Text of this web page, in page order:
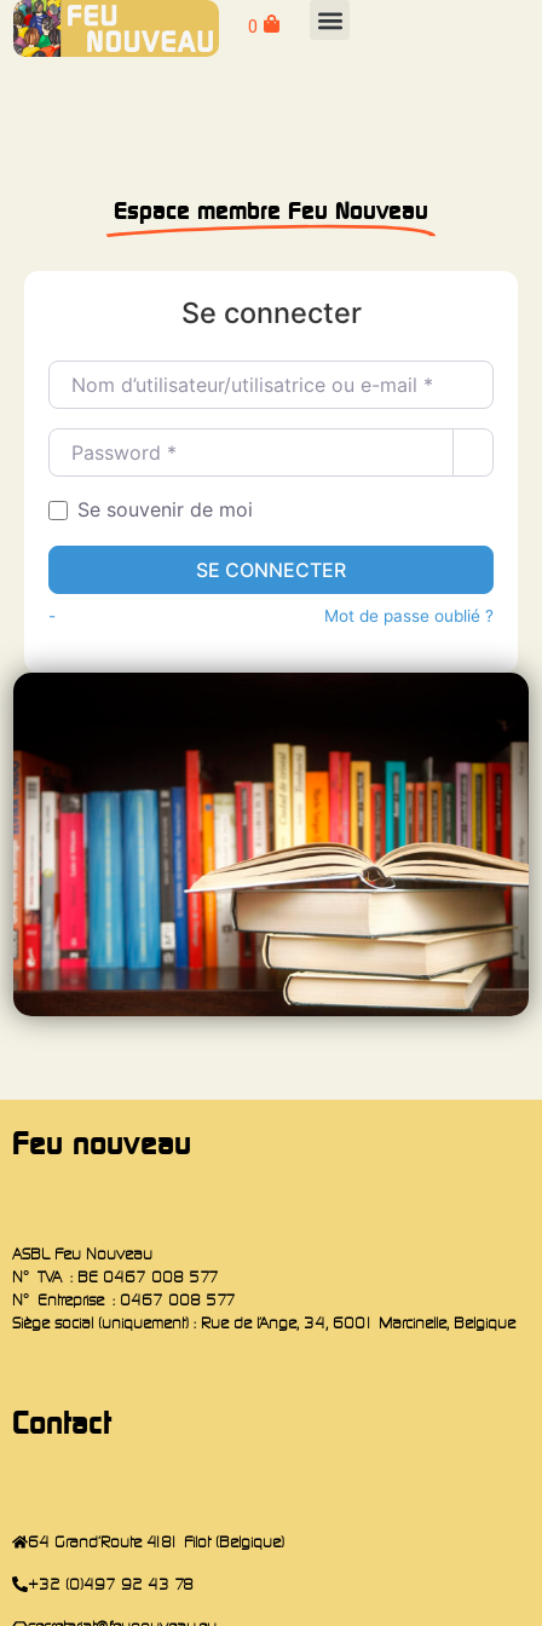
0
Espace membre Feu Nouveau
Se connecter
Nom d’utilisateur/utilisatrice ou e-mail*
Password*
Se souvenir de moi
SE CONNECTER
- Mot de passe oublié ?
Feu nouveau
ASBL Feu Nouveau
N° TVA : BE 0467 008 577
N° Entreprise : 0467 008 577
Siège social (uniquement) : Rue de l’Ange, 34, 6001 Marcinelle, Belgique
Contact
64 Grand'Route 4181 Filot (Belgique)
+32 (0)497 92 43 78